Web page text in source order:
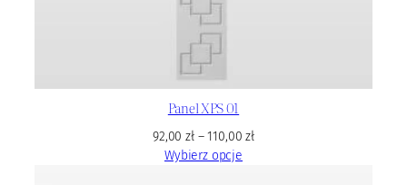
Panel XPS 01
92,00zł– 110,00zł
Wybierz opcje